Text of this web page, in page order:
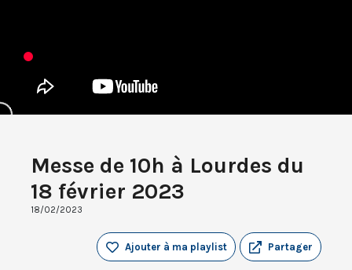
Messe de 10h à Lourdes du
18 février 2023
18/02/2023
Partager
Ajouter à ma playlist